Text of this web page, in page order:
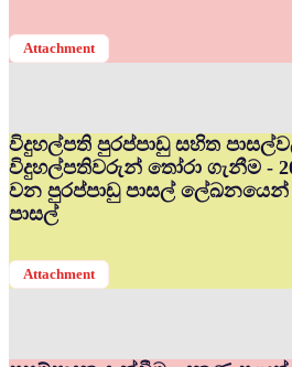
Attachment
විදුහල්පති පුරප්පාඩු සහිත
විදුහල්පතිවරුන් තෝරා ගැනීම -
වන පුරප්පාඩු පාසල්
පාසල්
Attachment